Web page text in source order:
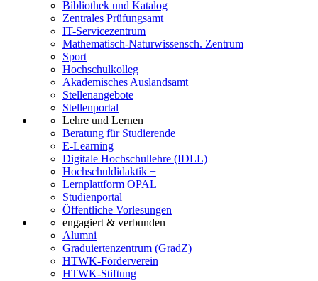
Bibliothek und Katalog
Zentrales Prüfungsamt
IT-Servicezentrum
Mathematisch-Naturwissensch. Zentrum
Sport
Hochschulkolleg
Akademisches Auslandsamt
Stellenangebote
Stellenportal
Lehre und Lernen
Beratung für Studierende
E-Learning
Digitale Hochschullehre (IDLL)
Hochschuldidaktik +
Lernplattform OPAL
Studienportal
Öffentliche Vorlesungen
engagiert & verbunden
Alumni
Graduiertenzentrum (GradZ)
HTWK-Förderverein
HTWK-Stiftung